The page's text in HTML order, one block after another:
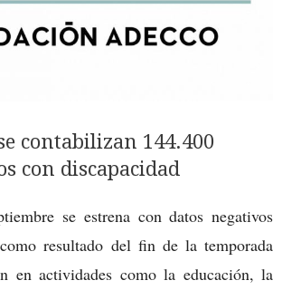
contabilizan 144.400
con discapacidad
se estrena con datos negativos
resultado del fin de la temporada
en actividades como la educación, la